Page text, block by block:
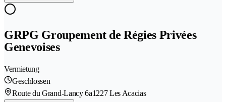
GRPG Groupement de Régies Privées
Genevoises
Vermietung
Geschlossen
Route du Grand-Lancy 6a1227 Les Acacias